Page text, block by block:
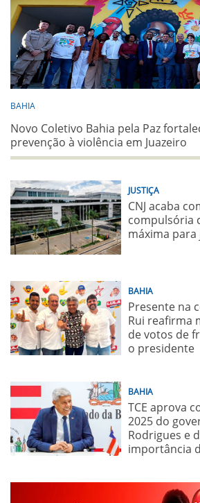
BAHIA
Novo Coletivo Bahia pela Paz
prevenção à violência em Juazeiro
JUSTIÇA
CNJ acaba
compulsória
máxima para
BAHIA
Presente na
Rui reafirma
de votos de
o presidente
BAHIA
TCE aprova
2025 do
Rodrigues e
importância